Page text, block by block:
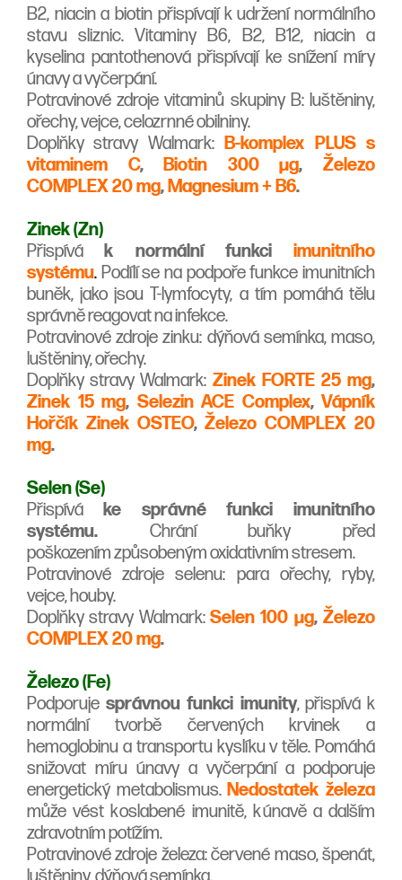
B2, niacin a biotin přispívají k udržení normálního
stavu sliznic. Vitaminy B6, B2, B12, niacin a
kyselina pantothenová přispívají ke snížení míry
únavy a vyčerpání.
Potravinové zdroje vitaminů skupiny B: luštěniny,
ořechy, vejce, celozrnné obilniny.
Doplňky stravy Walmark: B-komplex PLUS s
vitaminem C, Biotin 300 µg,Železo
COMPLEX 20 mg, Magnesium + B6.
Zinek (Zn)
Přispívá
k normální funkci
imunitního
systému. Podílí se na podpoře funkce imunitních
buněk, jako jsou T-lymfocyty, a tím pomáhá tělu
správně reagovat na infekce.
Potravinové zdroje zinku: dýňová semínka, maso,
luštěniny, ořechy.
Doplňky stravy Walmark: Zinek FORTE 25 mg,
Zinek 15 mg, Selezin ACE Complex,Vápník
Hořčík Zinek OSTEO,Železo COMPLEX 20
mg.
Selen (Se)
Přispívá
ke správné funkci imunitního
systému. Chrání buňky před
poškozením způsobeným oxidativním stresem.
Potravinové zdroje selenu: para ořechy, ryby,
vejce, houby.
Doplňky stravy Walmark: Selen 100 µg,Železo
COMPLEX 20 mg.
Železo (Fe)
Podporuje správnou funkci imunity, přispívá k
normální tvorbě červených krvinek a
hemoglobinu a transportu kyslíku v těle. Pomáhá
snižovat míru únavy a vyčerpání a podporuje
energetický metabolismus. Nedostatek železa
může vést k oslabené imunitě, k únavě a dalším
zdravotním potížím.
Potravinové zdroje železa: červené maso, špenát,